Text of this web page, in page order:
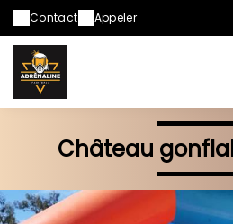
Contact Appeler
Château